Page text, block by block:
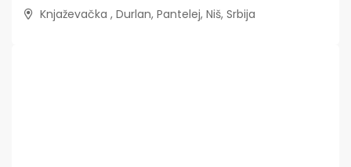
Knjaževačka , Durlan, Pantelej, Niš, Srbija